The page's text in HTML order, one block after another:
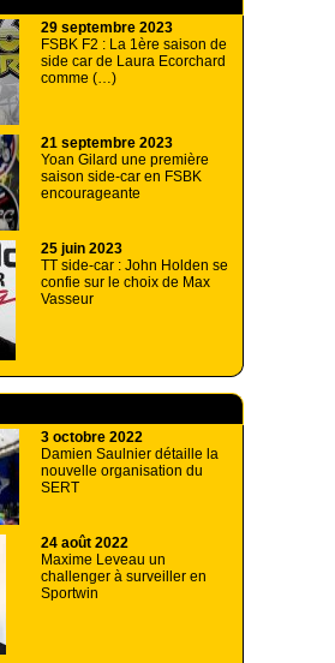
29 septembre 2023
FSBK F2 : La 1ère saison de
side car de Laura Ecorchard
comme (…)
21 septembre 2023
Yoan Gilard une première
saison side-car en FSBK
encourageante
25 juin 2023
TT side-car : John Holden se
confie sur le choix de Max
Vasseur
3 octobre 2022
Damien Saulnier détaille la
nouvelle organisation du
SERT
24 août 2022
Maxime Leveau un
challenger à surveiller en
Sportwin